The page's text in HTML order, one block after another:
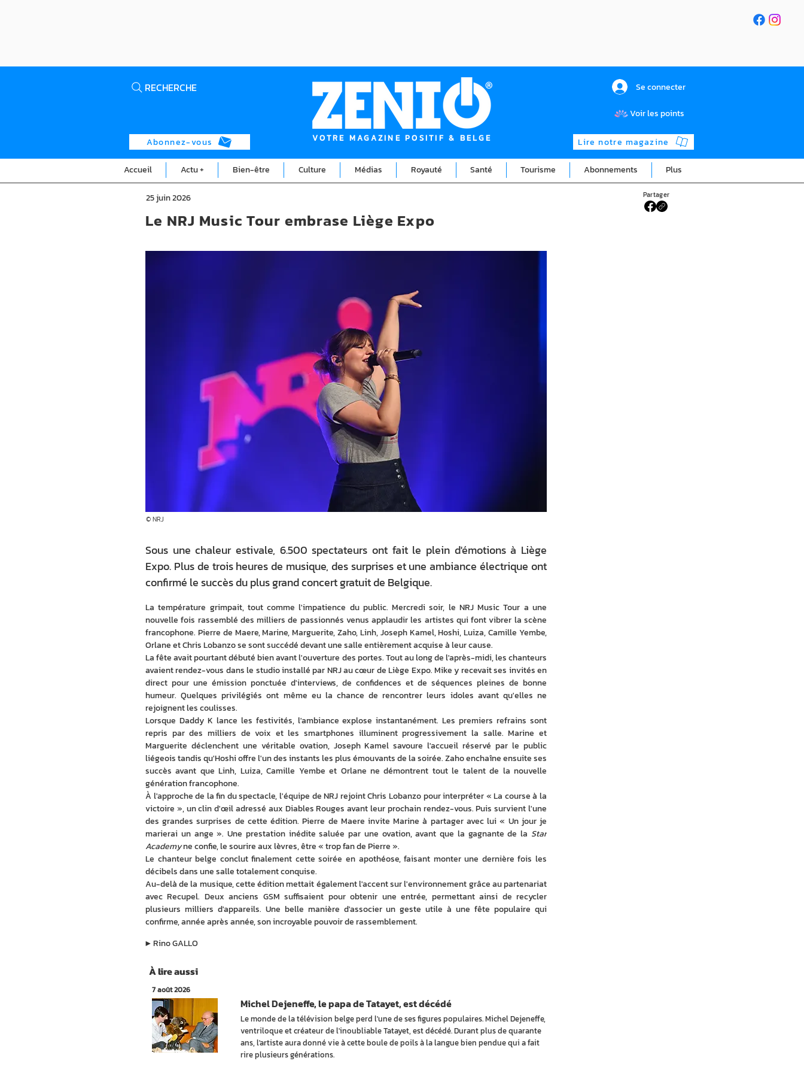
RECHERCHE
Abonnez-vous VOTRE MAGAZINE POSITIF & BELGE
Se connecter
Voir les points
Lire notre magazine
Accueil Actu + Bien-être Culture Médias Royauté Santé Tourisme Abonnements Plus
25 juin 2026 Partager
© NRJ
Sous une chaleur estivale, 6.500 spectateurs ont fait le plein d'émotions à Liège
Expo. Plus de trois heures de musique, des surprises et une ambiance électrique ont
confirmé le succès du plus grand concert gratuit de Belgique.
La température grimpait, tout comme l'impatience du public. Mercredi soir, le NRJ Music Tour a une
nouvelle fois rassemblé des milliers de passionnés venus applaudir les artistes qui font vibrer la scène
francophone. Pierre de Maere, Marine, Marguerite, Zaho, Linh, Joseph Kamel, Hoshi, Luiza, Camille Yembe,
Orlane et Chris Lobanzo se sont succédé devant une salle entièrement acquise à leur cause.
La fête avait pourtant débuté bien avant l'ouverture des portes. Tout au long de l'après-midi, les chanteurs
avaient rendez-vous dans le studio installé par NRJ au cœur de Liège Expo. Mike y recevait ses invités en
direct pour une émission ponctuée d'interviews, de confidences et de séquences pleines de bonne
humeur. Quelques privilégiés ont même eu la chance de rencontrer leurs idoles avant qu'elles ne
rejoignent les coulisses.
Lorsque Daddy K lance les festivités, l'ambiance explose instantanément. Les premiers refrains sont
repris par des milliers de voix et les smartphones illuminent progressivement la salle. Marine et
Marguerite déclenchent une véritable ovation, Joseph Kamel savoure l'accueil réservé par le public
liégeois tandis qu'Hoshi offre l'un des instants les plus émouvants de la soirée. Zaho enchaîne ensuite ses
succès avant que Linh, Luiza, Camille Yembe et Orlane ne démontrent tout le talent de la nouvelle
génération francophone.
À l'approche de la fin du spectacle, l'équipe de NRJ rejoint Chris Lobanzo pour interpréter « La course à la
victoire », un clin d'œil adressé aux Diables Rouges avant leur prochain rendez-vous. Puis survient l'une
des grandes surprises de cette édition. Pierre de Maere invite Marine à partager avec lui « Un jour je
marierai un ange ». Une prestation inédite saluée par une ovation, avant que la gagnante de la Star
Academy ne confie, le sourire aux lèvres, être « trop fan de Pierre ».
Le chanteur belge conclut finalement cette soirée en apothéose, faisant monter une dernière fois les
décibels dans une salle totalement conquise.
Au-delà de la musique, cette édition mettait également l'accent sur l'environnement grâce au partenariat
avec Recupel. Deux anciens GSM suffisaient pour obtenir une entrée, permettant ainsi de recycler
plusieurs milliers d'appareils. Une belle manière d'associer un geste utile à une fête populaire qui
confirme, année après année, son incroyable pouvoir de rassemblement.
Rino GALLO
▶︎
Le NRJ Music Tour embrase Liège Expo
À lire aussi
7 août 2026
Le monde de la télévision belge perd l'une de ses figures populaires. Michel Dejeneffe,
ventriloque et créateur de l'inoubliable Tatayet, est décédé. Durant plus de quarante
ans, l'artiste aura donné vie à cette boule de poils à la langue bien pendue qui a fait
rire plusieurs générations.
Michel Dejeneffe, le papa de Tatayet, est décédé